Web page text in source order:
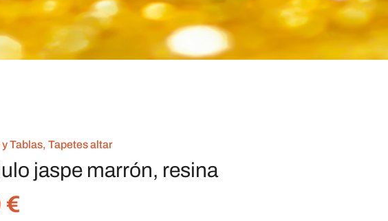
Tablas, Tapetes altar
jaspe marrón, resina
€